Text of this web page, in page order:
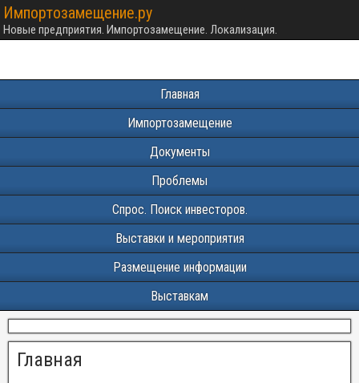
Импортозамещение.ру
Новые предприятия. Импортозамещение. Локализация.
Главная
Импортозамещение
Документы
Проблемы
Спрос. Поиск инвесторов.
Выставки и мероприятия
Размещение информации
Выставкам
Главная